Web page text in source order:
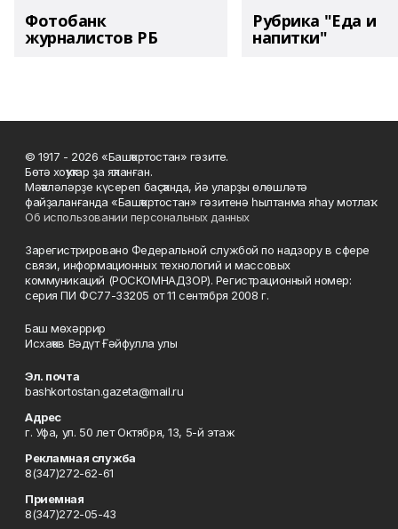
Фотобанк
журналистов РБ
Рубрика "Еда и
напитки"
© 1917 - 2026 «Башҡортостан» гәзите.
Бөтә хоҡуҡтар ҙа яҡланған.
Мәҡәләләрҙе күсереп баҫҡанда, йә уларҙы өлөшләтә
файҙаланғанда «Башҡортостан» гәзитенә һылтанма яһау мотлаҡ.
Об использовании персональных данных
Зарегистрировано Федеральной службой по надзору в сфере
связи, информационных технологий и массовых
коммуникаций (РОСКОМНАДЗОР). Регистрационный номер:
серия ПИ ФС77-33205 от 11 сентября 2008 г.
Баш мөхәррир
Исхаҡов Вәдүт Ғәйфулла улы
Эл. почта
bashkortostan.gazeta@mail.ru
Адрес
г. Уфа, ул. 50 лет Октября, 13, 5-й этаж
Рекламная служба
8(347)272-62-61
Приемная
8(347)272-05-43